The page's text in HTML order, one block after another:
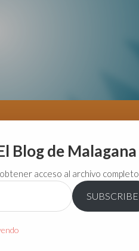
Blog de Malagana
acceso al archivo completo.
SUBSCRIBE